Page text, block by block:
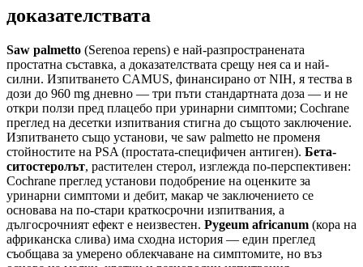
доказателствата
Saw palmetto (Serenoa repens) е най-разпространената
простатна съставка, а доказателствата срещу нея са и най-
силни. Изпитването CAMUS, финансирано от NIH, я тества в
дози до 960 mg дневно — три пъти стандартната доза — и не
откри ползи пред плацебо при уринарни симптоми; Cochrane
преглед на десетки изпитвания стигна до същото заключение.
Изпитването също установи, че saw palmetto не променя
стойностите на PSA (простата-специфичен антиген). Бета-
ситостеролът, растителен стерол, изглежда по-перспективен:
Cochrane преглед установи подобрение на оценките за
уринарни симптоми и дебит, макар че заключението се
основава на по-стари краткосрочни изпитвания, а
дългосрочният ефект е неизвестен. Pygeum africanum (кора на
африканска слива) има сходна история — един преглед
съобщава за умерено облекчаване на симптомите, но въз